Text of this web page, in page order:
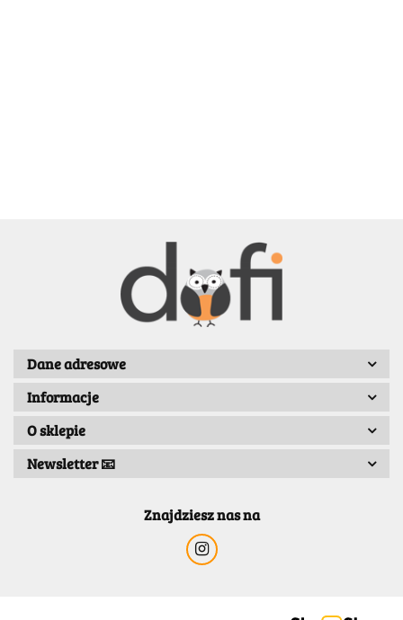
BENASSI/GALGI
Dane adresowe
Informacje
O sklepie
Newsletter 📧
Znajdziesz nas na